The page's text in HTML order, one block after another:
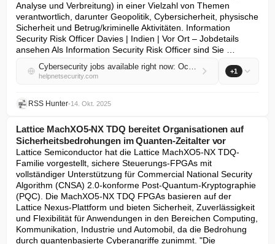
Analyse und Verbreitung) in einer Vielzahl von Themen
verantwortlich, darunter Geopolitik, Cybersicherheit, physische
Sicherheit und Betrug/kriminelle Aktivitäten. Information
Security Risk Officer Davies | Indien | Vor Ort – Jobdetails
ansehen Als Information Security Risk Officer sind Sie …
Cybersecurity jobs available right now: October 14, 2025
helpnetsecurity.com
+1
RSS Hunter•14. Okt. 2025
Lattice MachXO5-NX TDQ bereitet Organisationen auf
Sicherheitsbedrohungen im Quanten-Zeitalter vor
Lattice Semiconductor hat die Lattice MachXO5-NX TDQ-
Familie vorgestellt, sichere Steuerungs-FPGAs mit
vollständiger Unterstützung für Commercial National Security
Algorithm (CNSA) 2.0-konforme Post-Quantum-Kryptographie
(PQC). Die MachXO5-NX TDQ FPGAs basieren auf der
Lattice Nexus-Plattform und bieten Sicherheit, Zuverlässigkeit
und Flexibilität für Anwendungen in den Bereichen Computing,
Kommunikation, Industrie und Automobil, da die Bedrohung
durch quantenbasierte Cyberangriffe zunimmt. "Die